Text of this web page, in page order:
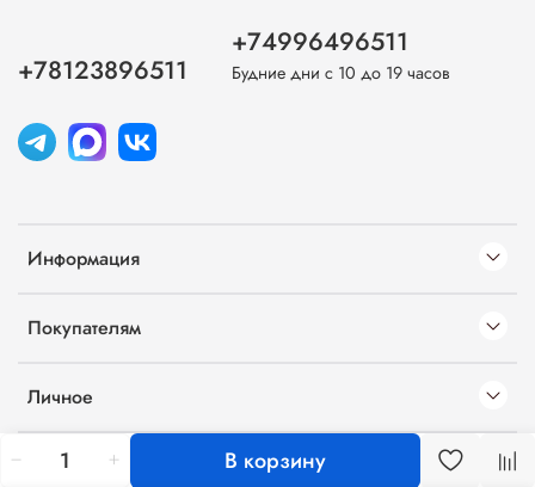
В корзину
Информация
Покупателям
Личное
+78123896511
+74996496511
Будние дни с 10 до 19 часов